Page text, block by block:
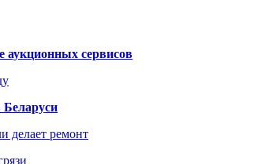
аукционных сервисов
делает ремонт